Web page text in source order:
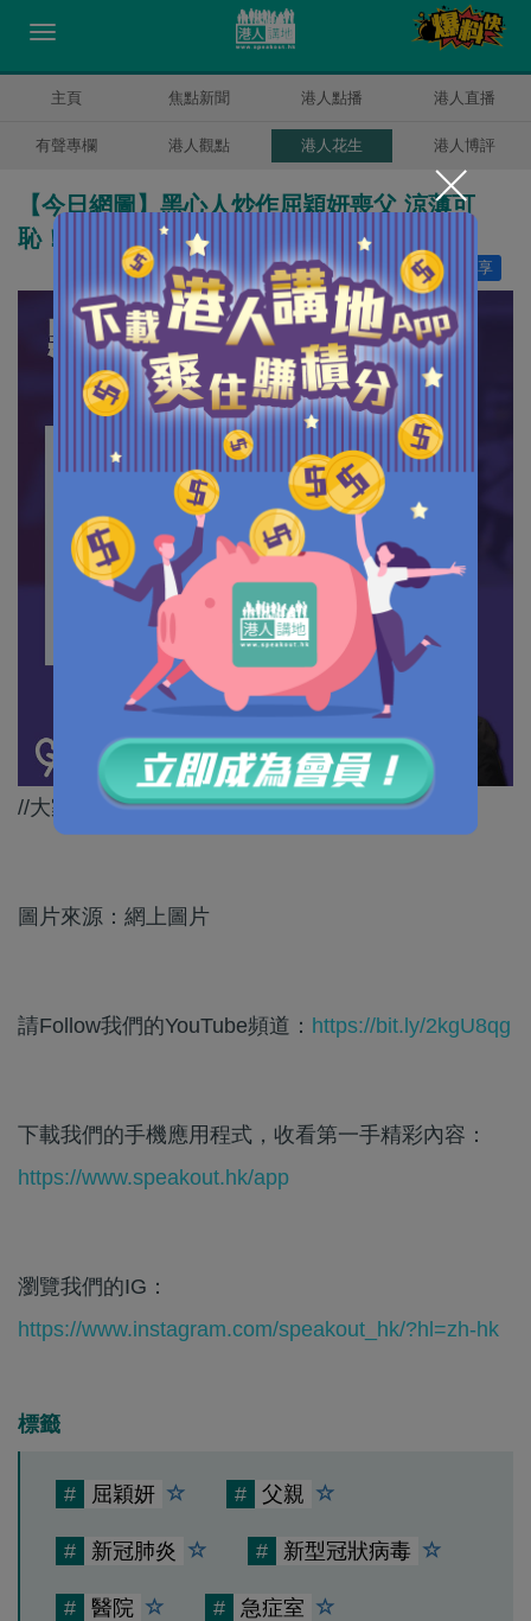
主頁 焦點新聞 港人點播 港人直播
有聲專欄 港人觀點 港人花生 港人博評
【今日網圖】黑心人炒作屈穎妍喪父 涼薄可
恥！
分享
讚好 23
//大家齊齊撐屈姐，譴責嗰班無恥之徒！//
圖片來源：網上圖片
請Follow我們的YouTube頻道： https://bit.ly/2kgU8qg
下載我們的手機應用程式，收看第一手精彩內容：
https://www.speakout.hk/app
瀏覽我們的IG：
https://www.instagram.com/speakout_hk/?hl=zh-hk
標籤
# 屈穎妍 # 父親
# 新冠肺炎 # 新型冠狀病毒
# 醫院 # 急症室